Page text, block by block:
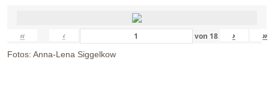
« ‹ von 18 › »
Fotos: Anna-Lena Siggelkow